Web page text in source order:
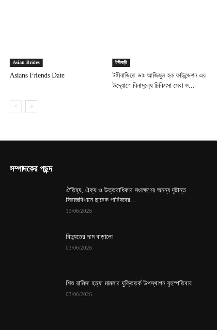
Asian Brides
Asians Friends Date
টঙ্গীবাড়ী
টঙ্গীবাড়িতে ডাঃ আজিজুল হক ফাউন্ডেশন এর
উদ্যোগে বিনামূল্যে চিকিৎসা সেবা ও...
সম্পাদকের পছন্দ
ঐতিহ্য, ঐক্য ও উত্তরাধিকার সংরক্ষণের অনন্য দৃষ্টান্ত
সিরাজদিখানে ছাবেক পারিষদের...
13/06/2026
বিদ্যুতের দাম বাড়ালো
03/06/2026
শিশু রামিসা হত্যা মামলার যুক্তিতর্ক উপস্থাপন বৃহস্পতিবার
03/06/2026